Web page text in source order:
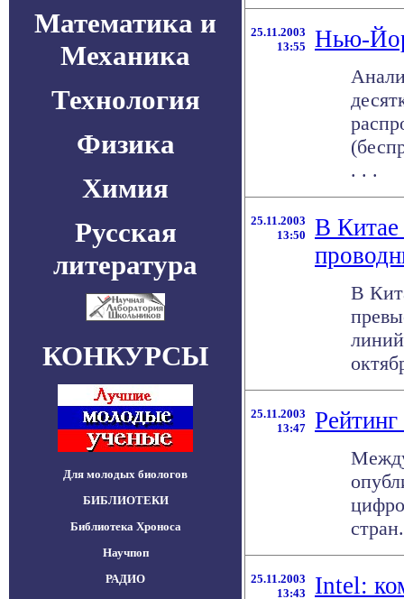
Математика и
Механика
Технология
Физика
Химия
Русская
литература
КОНКУРСЫ
Для молодых биологов
БИБЛИОТЕКИ
Библиотека Хроноса
Научпоп
РАДИО
25.11.2003
13:55
Нью-
. . .
25.11.2003
13:50
В
В
25.11.2003
13:47
25.11.2003
13:43
Intel: